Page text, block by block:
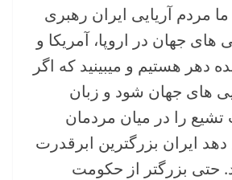
مردم آریایی ایران رهبری
های جهان در اروپا، آمریکا و
دهر هستیم و میبینید که اگر
های جهان شود و زبان
را در میان مردمان
ایران بزرگترین ابرقدرت
حتی بزرگتر از حکومت